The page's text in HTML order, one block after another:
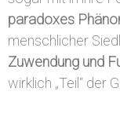
paradoxes
menschlicher
Zuwendung und
wirklich „Teil“ der